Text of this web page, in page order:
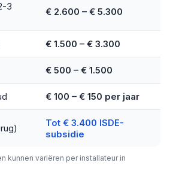
3
€ 2.600 – € 5.300
€ 1.500 – € 3.300
€ 500 – € 1.500
€ 100 – € 150 per jaar
Tot € 3.400 ISDE-
subsidie
kunnen variëren per installateur in